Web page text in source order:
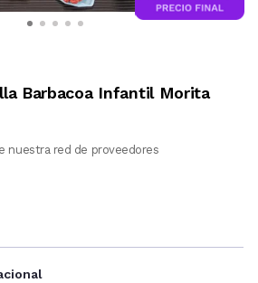
Barbacoa Infantil Morita
nuestra red de proveedores